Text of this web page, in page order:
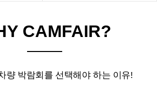
CAMFAIR?
량 박람회를 선택해야 하는 이유!